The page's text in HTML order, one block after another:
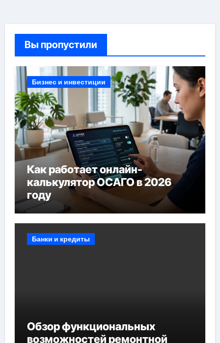
Вы пропустили
Бизнес и инвестиции
Как работает онлайн-
калькулятор ОСАГО в 2026
году
Банки и кредиты
Обзор функциональных
возможностей ремонтной